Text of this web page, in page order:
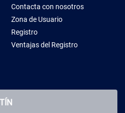
Contacta con nosotros
Zona de Usuario
Registro
Ventajas del Registro